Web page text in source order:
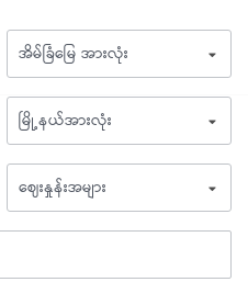
အိမ်ခြံမြေ အားလုံး
မြို့နယ်အားလုံး
ဈေးနှုန်းအများ